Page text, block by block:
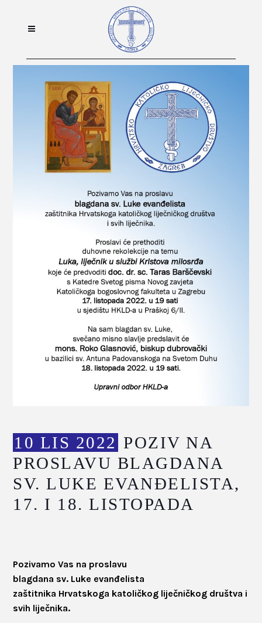
10 LIS 2022 POZIV NA
PROSLAVU BLAGDANA
SV. LUKE EVANĐELISTA,
17. I 18. LISTOPADA
Pozivamo Vas na proslavu
blagdana sv. Luke evanđelista
zaštitnika Hrvatskoga katoličkog liječničkog društva i
svih liječnika.